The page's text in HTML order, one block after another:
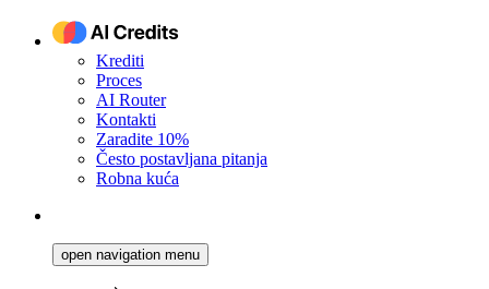
Krediti
Proces
AI Router
Kontakti
Zaradite 10%
Često postavljana pitanja
Robna kuća
open navigation menu